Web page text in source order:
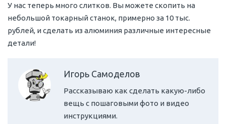
У нас теперь много слитков. Вы можете скопить на
небольшой токарный станок, примерно за 10 тыс.
рублей, и сделать из алюминия различные интересные
детали!
Игорь Самоделов
Рассказываю как сделать какую-либо
вещь с пошаговыми фото и видео
инструкциями.